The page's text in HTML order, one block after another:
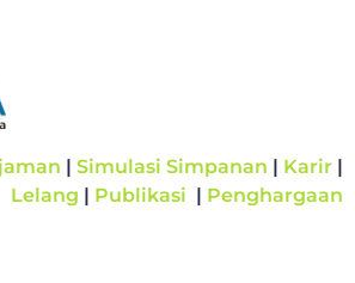
| Simulasi Simpanan | Karir |
Lelang | Publikasi | Penghargaan